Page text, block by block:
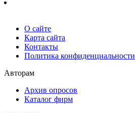
О сайте
Карта сайта
Контакты
Политика конфиденциальности
Авторам
Архив опросов
Каталог фирм